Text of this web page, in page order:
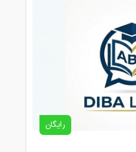
رایگان